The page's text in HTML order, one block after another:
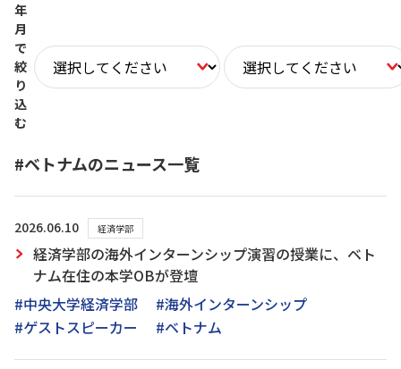
年
月
で
絞
り
込
む
#ベトナムのニュース一覧
2026.06.10 経済学部
経済学部の海外インターンシップ演習の授業に、ベト
ナム在住の本学OBが登壇
#中央大学経済学部
#海外インターンシップ
#ゲストスピーカー
#ベトナム